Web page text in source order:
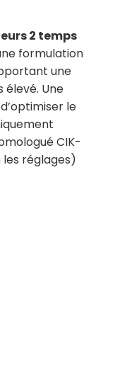
2 temps
formulation
une
Une
le
CIK-
les réglages)